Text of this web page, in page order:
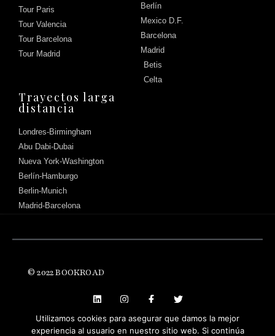
Tour Paris
Tour Valencia
Tour Barcelona
Tour Madrid
Berlín
Mexico D.F.
Barcelona
Madrid
Betis
Celta
Trayectos larga
distancia
Londres-Birmingham
Abu Dabi-Dubai
Nueva York-Washington
Berlín-Hamburgo
Berlin-Munich
Madrid-Barcelona
© 2022 BOOKROAD
Utilizamos cookies para asegurar que damos la mejor
experiencia al usuario en nuestro sitio web. Si continúa